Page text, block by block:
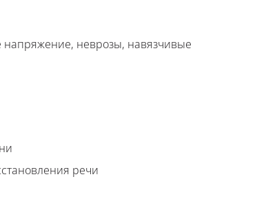
неврозы, навязчивые
речи